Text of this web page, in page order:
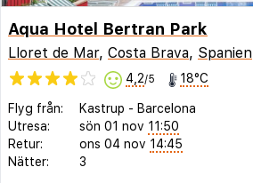
Aqua Hotel Bertran Park
Lloret de Mar, Costa Brava, Spanien
4,2/5 18°C
Flyg från: Kastrup - Barcelona
Utresa:
sön 01 nov 11:50
Retur:
ons 04 nov 14:45
Nätter:
3